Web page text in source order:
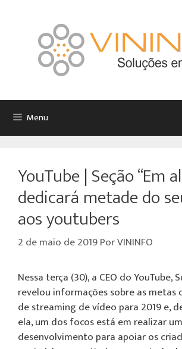
Menu
YouTube | Seção “Em
dedicará metade do
aos youtubers
2 de maio de 2019PorVININFO
Nessa terça (30), a CEO do YouTube,
revelou informações sobre as
de streaming de vídeo para 2019 e,
ela, um dos focos está em realizar um
desenvolvimento para apoiar os